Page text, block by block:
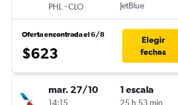
PHL -CLO
JetBlue
Oferta encontrada el 6/8
$623
Elegir
fechas
mar. 27/10
14:15
1 escala
25 h 53 min